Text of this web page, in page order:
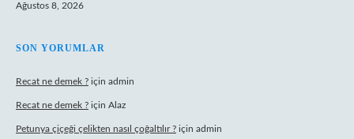
Ağustos 8, 2026
SON YORUMLAR
Recat ne demek ? için admin
Recat ne demek ? için Alaz
Petunya çiçeği çelikten nasıl çoğaltılır ? için admin